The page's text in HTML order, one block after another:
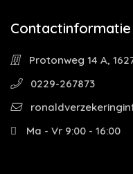
Contactinformatie
Protonweg 14 A,
0229-267873
Ma - Vr 9:00 - 16:00